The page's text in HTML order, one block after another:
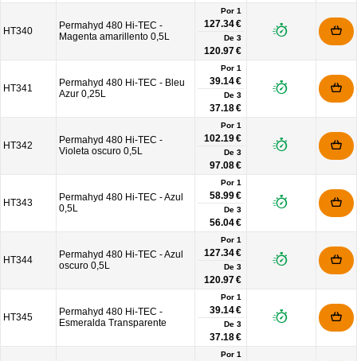
HT340
Permahyd 480 Hi-TEC -
Magenta amarillento 0,5L
Por 1
127.34 €
De 3
120.97 €
HT341
Permahyd 480 Hi-TEC - Bleu
Azur 0,25L
Por 1
39.14 €
De 3
37.18 €
HT342
Permahyd 480 Hi-TEC -
Violeta oscuro 0,5L
Por 1
102.19 €
De 3
97.08 €
HT343
Permahyd 480 Hi-TEC - Azul
0,5L
Por 1
58.99 €
De 3
56.04 €
HT344
Permahyd 480 Hi-TEC - Azul
oscuro 0,5L
Por 1
127.34 €
De 3
120.97 €
HT345
Permahyd 480 Hi-TEC -
Esmeralda Transparente
Por 1
39.14 €
De 3
37.18 €
Por 1